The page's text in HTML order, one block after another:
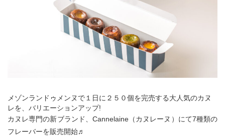
メゾンランドゥメンヌで１⽇に２５０個を完売する⼤⼈気のカヌ
レを、バリエーションアップ!
カヌレ専門の新ブランド、Cannelaine（カヌレーヌ）にて7種類の
フレーバーを販売開始♬